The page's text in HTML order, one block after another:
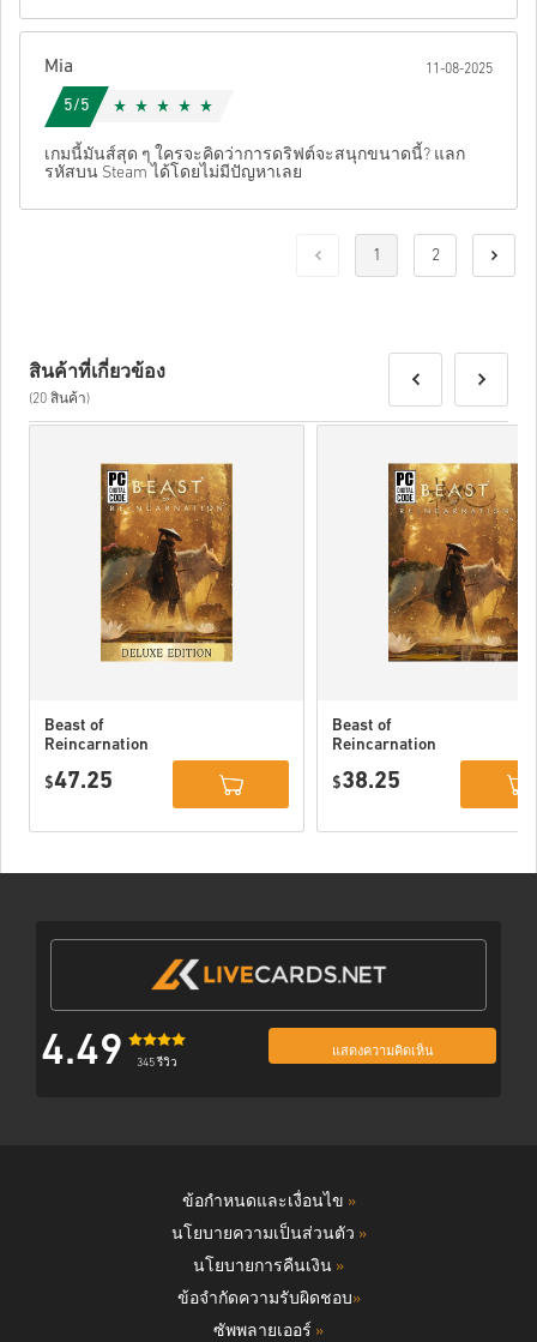
Mia 11-08-2025
5/5
เกมนี้มันส์สุด ๆ ใครจะคิดว่าการดริฟต์จะสนุกขนาดนี้? แลก
รหัสบน Steam ได้โดยไม่มีปัญหาเลย
1 2
สินค้าที่เกี่ยวข้อง
(20 สินค้า)
Beast of
Reincarnation
PC (STEAM)
$47.25
Beast of
Reincarnation
$38.25
4.49 345 รีวิว
แสดงความคิดเห็น
ข้อกำหนดและเงื่อนไข »
นโยบายความเป็นส่วนตัว »
นโยบายการคืนเงิน »
ข้อจำกัดความรับผิดชอบ»
ซัพพลายเออร์ »